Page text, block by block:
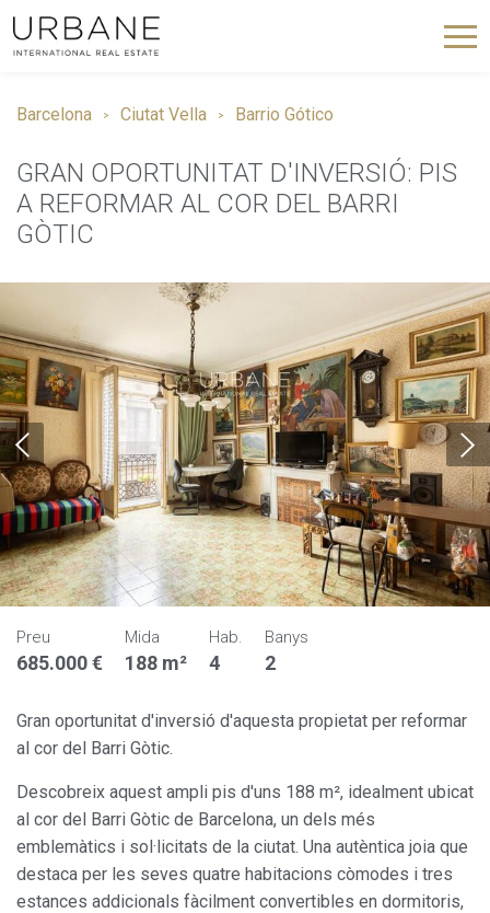
Barcelona Ciutat Vella Barrio Gótico
GRAN OPORTUNITAT D'INVERSIÓ: PIS
A REFORMAR AL COR DEL BARRI
GÒTIC
Preu
685.000 €
Mida
188 m²
Hab.
4
Banys
2
Gran oportunitat d'inversió d'aquesta propietat per reformar
al cor del Barri Gòtic.
Descobreix aquest ampli pis d'uns 188 m², idealment ubicat
al cor del Barri Gòtic de Barcelona, un dels més
emblemàtics i sol·licitats de la ciutat. Una autèntica joia que
destaca per les seves quatre habitacions còmodes i tres
estances addicionals fàcilment convertibles en dormitoris,